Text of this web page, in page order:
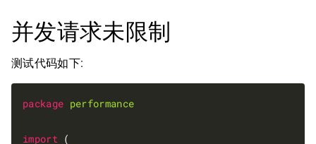
并发请求未限制
测试代码如下:
package performance
import (